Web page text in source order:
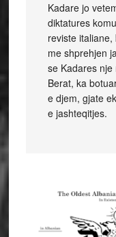
Kadare jo
diktatures
reviste
me shprehjen
se Kadares
Berat, ka
e djem, gjate
e jashteqitjes.